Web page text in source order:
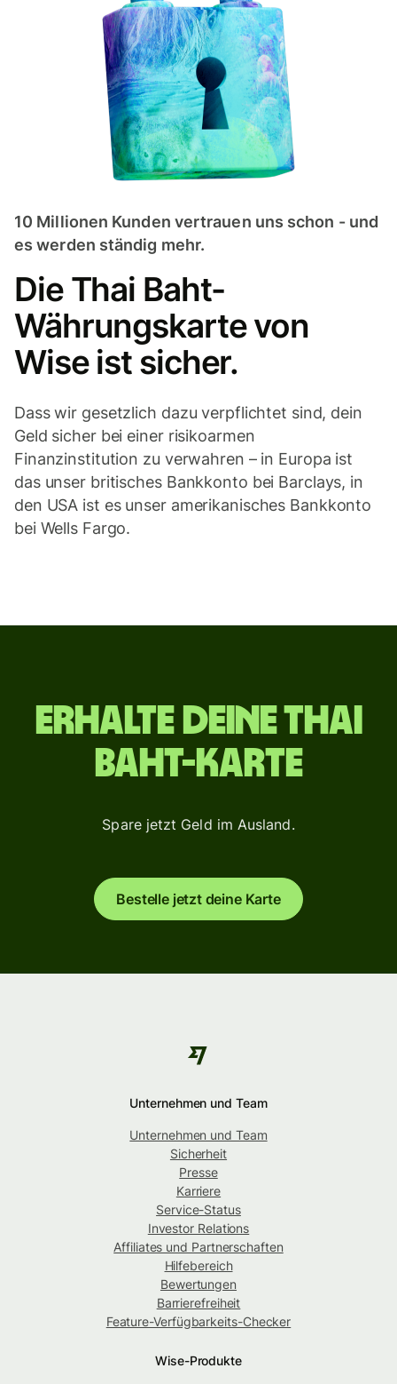
Die Thai Baht-
Währungskarte von
Wise ist sicher.
10 Millionen Kunden vertrauen uns schon - und
es werden ständig mehr.
Dass wir gesetzlich dazu verpflichtet sind, dein
Geld sicher bei einer risikoarmen
Finanzinstitution zu verwahren – in Europa ist
das unser britisches Bankkonto bei Barclays, in
den USA ist es unser amerikanisches Bankkonto
bei Wells Fargo.
Erhalte deine Thai
Baht-Karte
Spare jetzt Geld im Ausland.
Bestelle jetzt deine Karte
Unternehmen und Team
Unternehmen und Team
Sicherheit
Presse
Karriere
Service-Status
Investor Relations
Affiliates und Partnerschaften
Hilfebereich
Bewertungen
Barrierefreiheit
Feature-Verfügbarkeits-Checker
Wise-Produkte